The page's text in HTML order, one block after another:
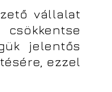
vállalat
jelentős
ezzel